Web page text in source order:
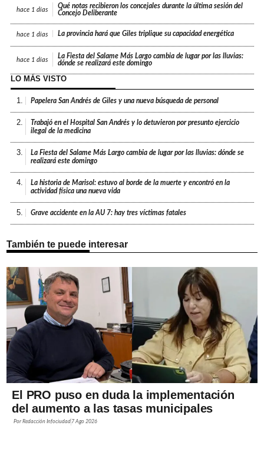
hace 1 días
Qué notas recibieron los concejales durante la última sesión del
Concejo Deliberante
hace 1 días La provincia hará que Giles triplique su capacidad energética
hace 1 días
La Fiesta del Salame Más Largo cambia de lugar por las lluvias:
dónde se realizará este domingo
LO MÁS VISTO
1. Papelera San Andrés de Giles y una nueva búsqueda de personal
2.
Trabajó en el Hospital San Andrés y lo detuvieron por presunto ejercicio
ilegal de la medicina
3.
La Fiesta del Salame Más Largo cambia de lugar por las lluvias: dónde se
realizará este domingo
4.
La historia de Marisol: estuvo al borde de la muerte y encontró en la
actividad física una nueva vida
5. Grave accidente en la AU 7: hay tres víctimas fatales
También te puede interesar
El PRO puso en duda la implementación
del aumento a las tasas municipales
PorRedacción Infociudad 7 Ago 2026